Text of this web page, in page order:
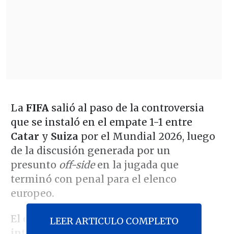
La FIFAsalió al paso de la controversia
que se instaló en el empate 1-1 entre
Catar y Suiza por el Mundial 2026, luego
de la discusión generada por un
presunto off-sideen la jugada que
terminó con penal para el elenco
europeo.
El organismo explicó que"una breve
LEER ARTICULO COMPLETO